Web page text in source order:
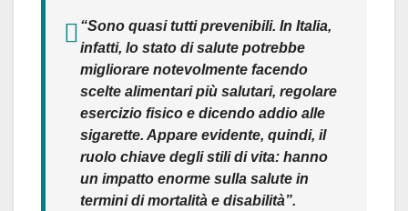
“Sono quasi tutti prevenibili. In Italia,
infatti, lo stato di salute potrebbe
migliorare notevolmente facendo
scelte alimentari più salutari, regolare
esercizio fisico e dicendo addio alle
sigarette. Appare evidente, quindi, il
ruolo chiave degli stili di vita: hanno
un impatto enorme sulla salute in
termini di mortalità e disabilità”.